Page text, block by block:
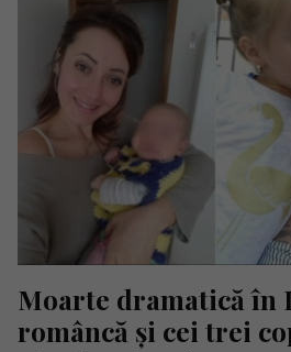
Moarte dramatică în
româncă și cei trei